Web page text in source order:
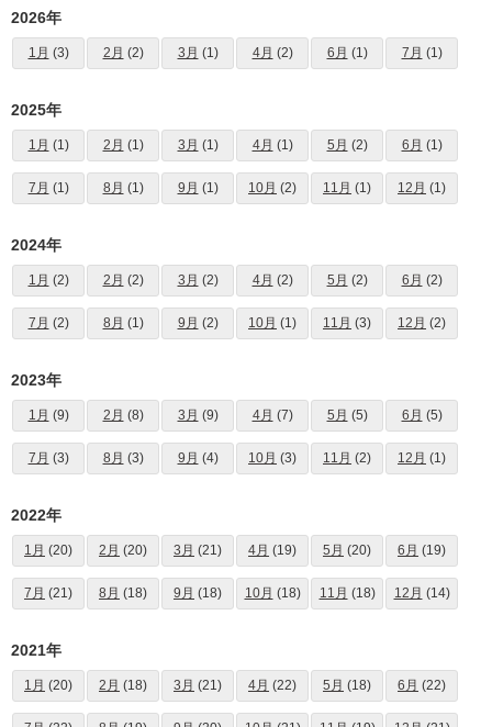
2026年
1月 (3) 2月 (2) 3月 (1) 4月 (2) 6月 (1) 7月 (1)
2025年
1月 (1) 2月 (1) 3月 (1) 4月 (1) 5月 (2) 6月 (1)
7月 (1) 8月 (1) 9月 (1) 10月 (2) 11月 (1) 12月 (1)
2024年
1月 (2) 2月 (2) 3月 (2) 4月 (2) 5月 (2) 6月 (2)
7月 (2) 8月 (1) 9月 (2) 10月 (1) 11月 (3) 12月 (2)
2023年
1月 (9) 2月 (8) 3月 (9) 4月 (7) 5月 (5) 6月 (5)
7月 (3) 8月 (3) 9月 (4) 10月 (3) 11月 (2) 12月 (1)
2022年
1月 (20) 2月 (20) 3月 (21) 4月 (19) 5月 (20) 6月 (19)
7月 (21) 8月 (18) 9月 (18) 10月 (18) 11月 (18) 12月 (14)
2021年
1月 (20) 2月 (18) 3月 (21) 4月 (22) 5月 (18) 6月 (22)